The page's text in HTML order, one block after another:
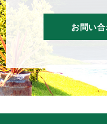
お問い